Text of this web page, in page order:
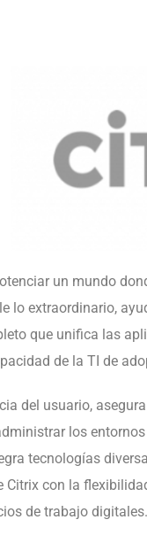
un mundo
lo extraordinario,
que unifica las
de la TI de
del usuario,
los
tecnologías
Citrix con la fl
de trabajo digitales.